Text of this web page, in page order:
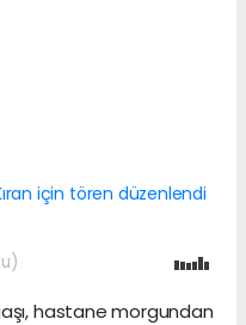
hastane morgundan